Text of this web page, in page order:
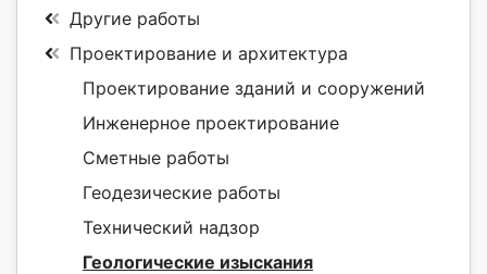
Другие работы
Проектирование и архитектура
Проектирование зданий и сооружений
Инженерное проектирование
Сметные работы
Геодезические работы
Технический надзор
Геологические изыскания